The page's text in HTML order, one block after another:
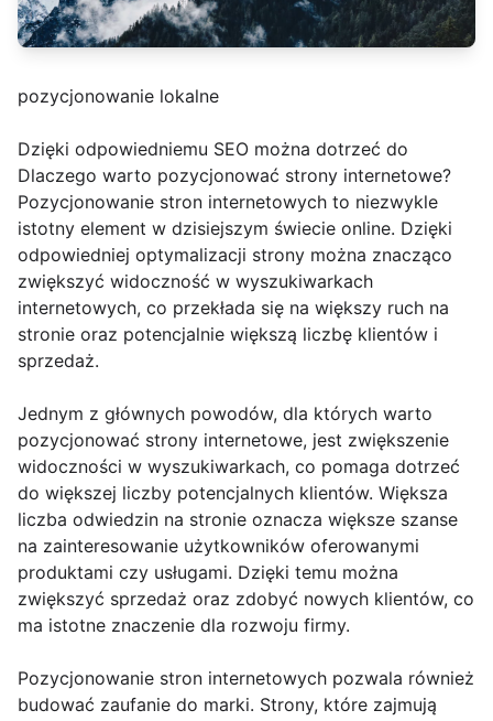
pozycjonowanie lokalne
Dzięki odpowiedniemu SEO można dotrzeć do
Dlaczego warto pozycjonować strony internetowe?
Pozycjonowanie stron internetowych to niezwykle
istotny element w dzisiejszym świecie online. Dzięki
odpowiedniej optymalizacji strony można znacząco
zwiększyć widoczność w wyszukiwarkach
internetowych, co przekłada się na większy ruch na
stronie oraz potencjalnie większą liczbę klientów i
sprzedaż.
Jednym z głównych powodów, dla których warto
pozycjonować strony internetowe, jest zwiększenie
widoczności w wyszukiwarkach, co pomaga dotrzeć
do większej liczby potencjalnych klientów. Większa
liczba odwiedzin na stronie oznacza większe szanse
na zainteresowanie użytkowników oferowanymi
produktami czy usługami. Dzięki temu można
zwiększyć sprzedaż oraz zdobyć nowych klientów, co
ma istotne znaczenie dla rozwoju firmy.
Pozycjonowanie stron internetowych pozwala również
budować zaufanie do marki. Strony, które zajmują